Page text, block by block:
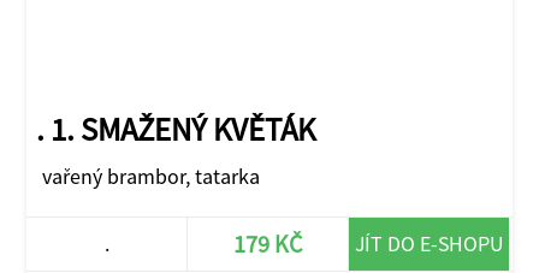
. 1. SMAŽENÝ KVĚTÁK
vařený brambor, tatarka
. 179 KČ JÍT DO E-SHOPU